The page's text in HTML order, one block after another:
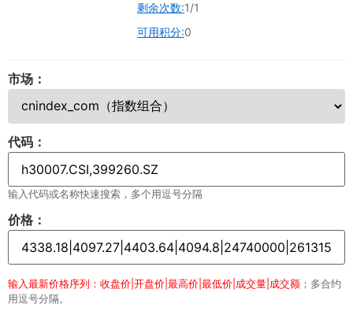
剩余次数:1/1
可用积分:0
市场：
代码：
输入代码或名称快速搜索，多个用逗号分隔
价格：
输入最新价格序列：收盘价|开盘价|最高价|最低价|成交量|成交额 ；多合约
用逗号分隔。